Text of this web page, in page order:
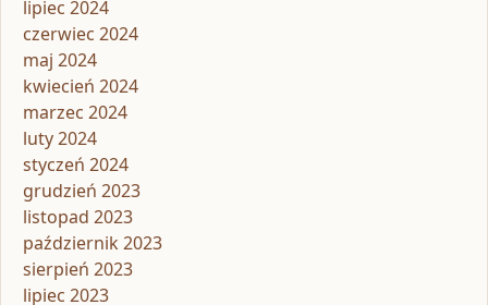
lipiec 2024
czerwiec 2024
maj 2024
kwiecień 2024
marzec 2024
luty 2024
styczeń 2024
grudzień 2023
listopad 2023
październik 2023
sierpień 2023
lipiec 2023